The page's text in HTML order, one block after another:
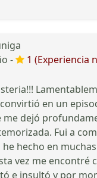
-
1 (Experiencia
en un
me dejó
Fui a
hecho en
vez me encontré
e insultó y por